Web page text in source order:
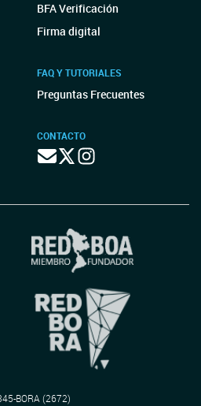
BFA Verificación
Firma digital
FAQ Y TUTORIALES
Preguntas Frecuentes
CONTACTO
BORA (2672)